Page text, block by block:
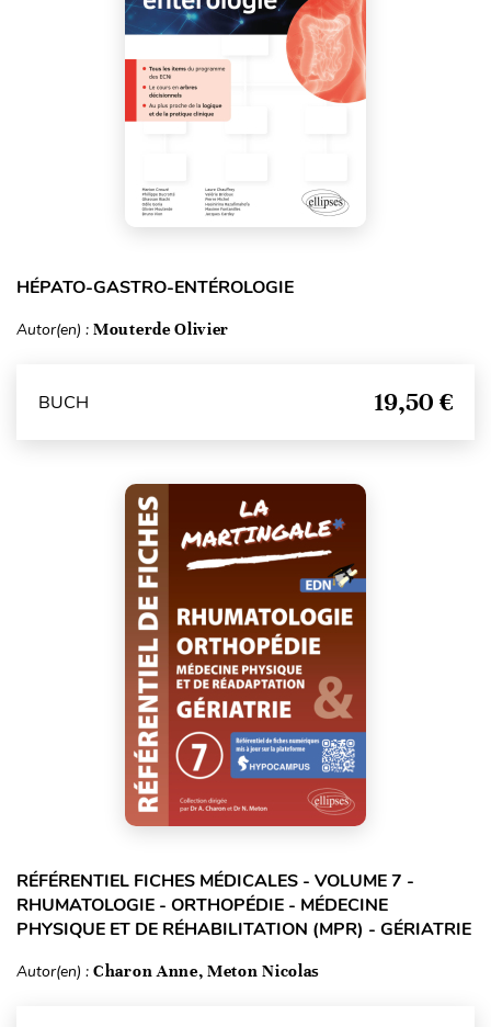
HÉPATO-GASTRO-ENTÉROLOGIE
Autor(en) : Mouterde Olivier
BUCH 19,50 €
RÉFÉRENTIEL FICHES MÉDICALES - VOLUME 7 -
RHUMATOLOGIE - ORTHOPÉDIE - MÉDECINE
PHYSIQUE ET DE RÉHABILITATION (MPR) - GÉRIATRIE
Autor(en) : Charon Anne, Meton Nicolas